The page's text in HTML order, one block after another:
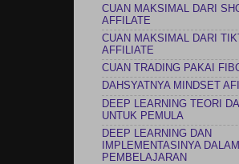
CUAN MAKSIMAL DARI
AFFILATE
CUAN MAKSIMAL DARI
AFFILIATE
CUAN TRADING PAKAI
DAHSYATNYA MINDSET
DEEP LEARNING TEORI
UNTUK PEMULA
DEEP LEARNING DAN
IMPLEMENTASINYA DALAM
PEMBELAJARAN